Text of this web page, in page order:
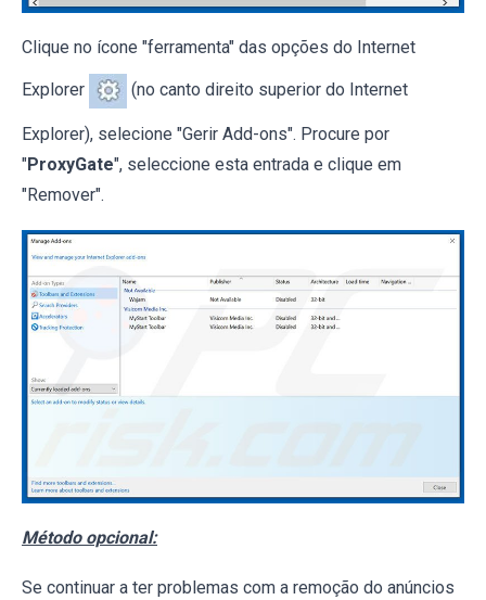
Clique no ícone "ferramenta" das opções do Internet
Explorer (no canto direito superior do Internet
Explorer), selecione "Gerir Add-ons". Procure por
"ProxyGate", seleccione esta entrada e clique em
"Remover".
Método opcional:
Se continuar a ter problemas com a remoção do anúncios